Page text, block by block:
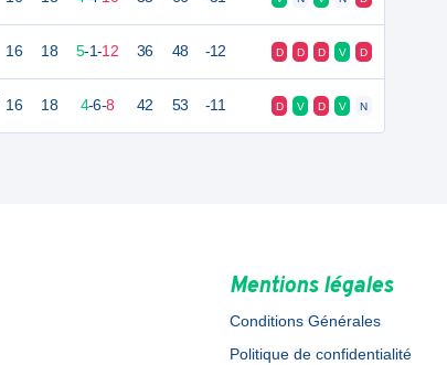
16 18 5-1-12 36 48 -12 D D D V D
16 18 4-6-8 42 53 -11 D V D V N
Mentions légales
Conditions Générales
Politique de confidentialité